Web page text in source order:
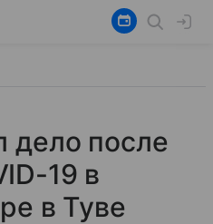
дело после
19 в
в Туве